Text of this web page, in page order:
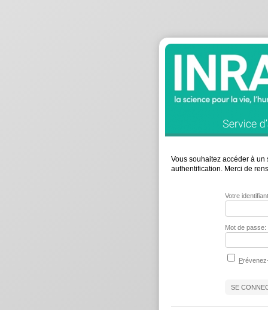
Vous souhaitez accéder à
authentification. Merci de
Votre
Mot de passe:
P